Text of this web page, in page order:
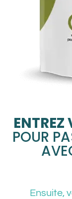
POUR
Ensuite,